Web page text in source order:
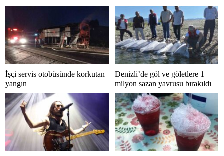
İşçi servis otobüsünde korkutan
yangın
Denizli’de göl ve göletlere 1
milyon sazan yavrusu bırakıldı